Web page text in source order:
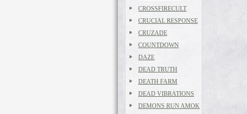
CROSSFIRECULT
CRUCIAL RESPONSE
CRUZADE
COUNTDOWN
DAZE
DEAD TRUTH
DEATH FARM
DEAD VIBRATIONS
DEMONS RUN AMOK